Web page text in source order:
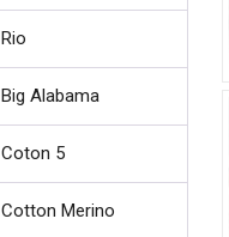
Rio
Big Alabama
Coton 5
Cotton Merino